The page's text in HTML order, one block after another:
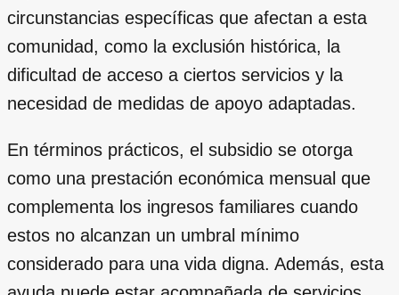
circunstancias específicas que afectan a esta
comunidad, como la exclusión histórica, la
dificultad de acceso a ciertos servicios y la
necesidad de medidas de apoyo adaptadas.
En términos prácticos, el subsidio se otorga
como una prestación económica mensual que
complementa los ingresos familiares cuando
estos no alcanzan un umbral mínimo
considerado para una vida digna. Además, esta